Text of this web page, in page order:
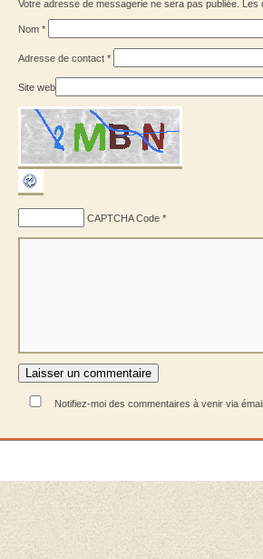
Votre adresse de messagerie ne sera pas publiée.
Nom *
Adresse de contact *
Site web
CAPTCHA Code *
Notifiez-moi des commentaires à venir via